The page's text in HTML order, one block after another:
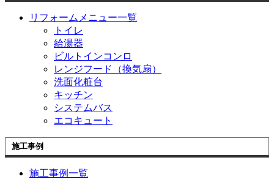
リフォームメニュー一覧
トイレ
給湯器
ビルトインコンロ
レンジフード（換気扇）
洗面化粧台
キッチン
システムバス
エコキュート
施工事例
施工事例一覧